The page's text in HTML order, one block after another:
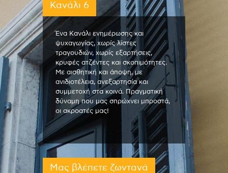
Κανάλι 6
Ένα Κανάλι ενημέρωσης και
ψυχαγωγίας, χωρίς λίστες
τραγουδιών, χωρίς εξαρτήσεις,
κρυφές ατζέντες και σκοπιμότητες.
Με αισθητική και άποψη, με
ανιδιοτέλεια, ανεξαρτησία και
συμμετοχή στα κοινά. Πραγματική
δύναμη που μας σπρώχνει μπροστά,
οι ακροατές μας!
Μας βλέπετε ζωντανά